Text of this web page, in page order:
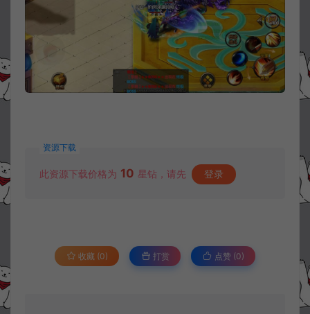
资源下载
此资源下载价格为 10 星钻，请先 登录
收藏 (0) 打赏 点赞 (0)